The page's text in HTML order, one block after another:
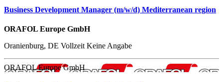
Business Development Manager (m/w/d) Mediterranean region
ORAFOL Europe GmbH
Oranienburg, DE Vollzeit Keine Angabe
ORAFOL Europe GmbH